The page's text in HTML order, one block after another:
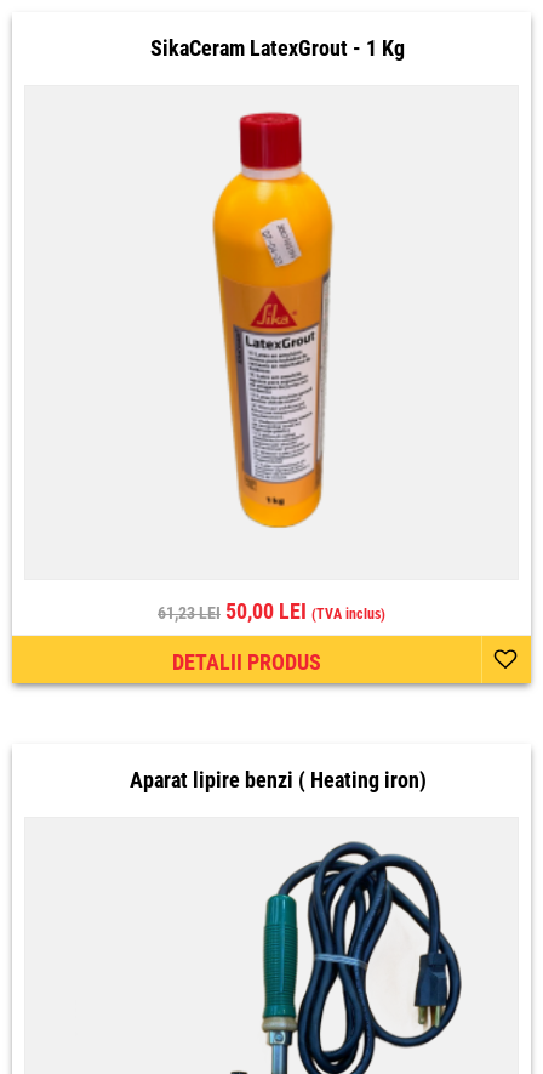
SikaCeram LatexGrout - 1 Kg
61,23 LEI 50,00 LEI (TVA inclus)
DETALII PRODUS
Aparat lipire benzi ( Heating iron)